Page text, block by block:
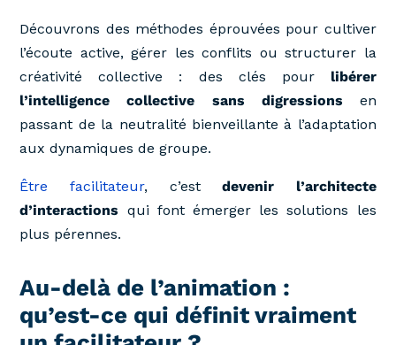
Découvrons des méthodes éprouvées pour cultiver
l’écoute active, gérer les conflits ou structurer la
créativité collective : des clés pour libérer
l’intelligence collective sans digressions en
passant de la neutralité bienveillante à l’adaptation
aux dynamiques de groupe.
Être facilitateur, c’estdevenir l’architecte
d’interactions qui font émerger les solutions les
plus pérennes.
Au-delà de l’animation :
qu’est-ce qui définit vraiment